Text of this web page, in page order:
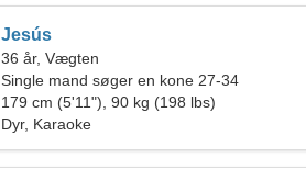
Jesús
36 år, Vægten
Single mand søger en kone 27-34
179 cm (5'11"), 90 kg (198 lbs)
Dyr, Karaoke